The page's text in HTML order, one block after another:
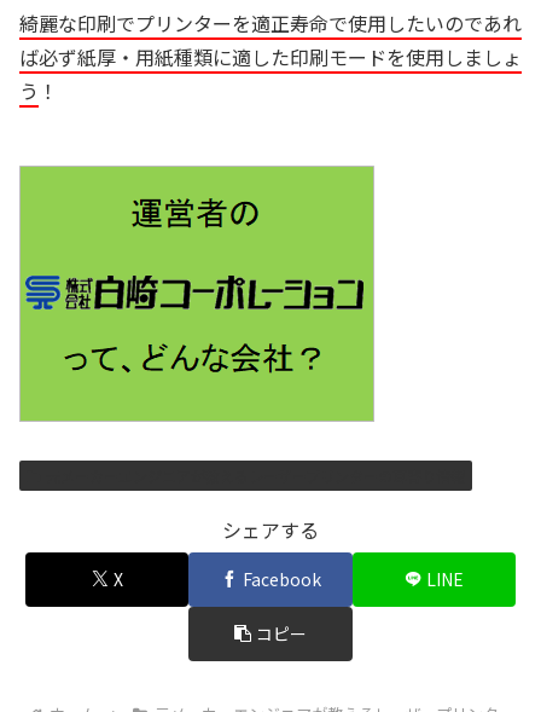
綺麗な印刷でプリンターを適正寿命で使用したいのであれ
ば必ず紙厚・用紙種類に適した印刷モードを使用しましょ
う ！
シェアする
X Facebook LINE
コピー